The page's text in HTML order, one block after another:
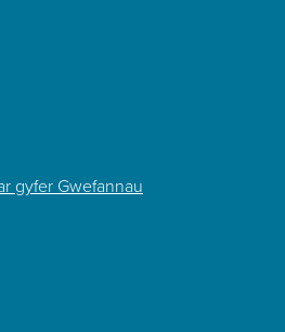
gyfer Gwefannau